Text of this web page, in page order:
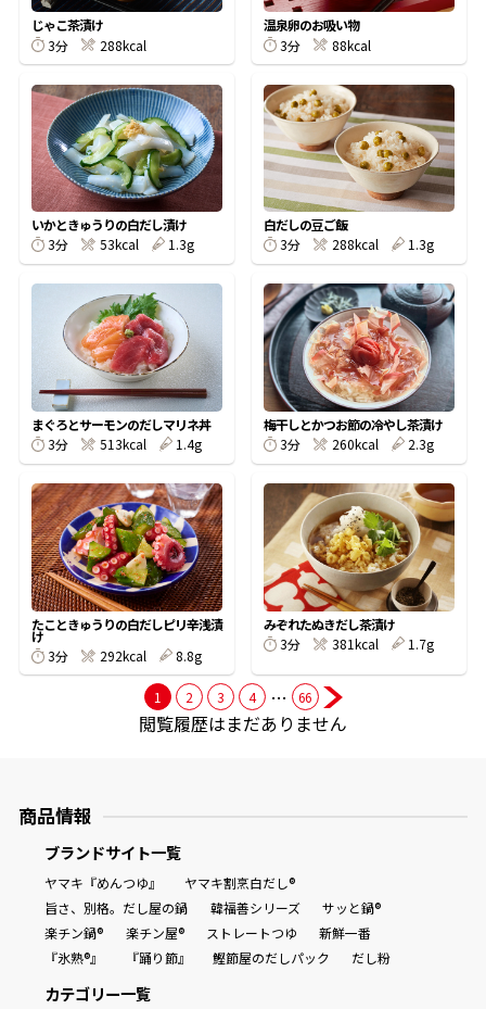
『踊り節』
鰹節屋の
だしパック
商品情報一覧
おすすめサイト
新鮮一番
氷熟®︎
じゃこ茶漬け
3分
288kcal
温泉卵のお吸い物
3分
88kcal
いかときゅうりの白だし漬け
3分
53kcal 1.3g
白だしの豆ご飯
3分
288kcal 1.3g
まぐろとサーモンのだしマリネ丼
3分
513kcal 1.4g
梅干しとかつお節の冷やし茶漬け
3分
260kcal 2.3g
たこときゅうりの白だしピリ辛浅漬
け
3分
292kcal 8.8g
みぞれたぬきだし茶漬け
3分
381kcal 1.7g
1 2 3 4 … 66
閲覧履歴はまだありません
商品情報
ブランドサイト一覧
ヤマキ『めんつゆ』
ヤマキ割烹白だし®
旨さ、別格。だし屋の鍋
韓福善シリーズ
サッと鍋®
楽チン鍋®
楽チン屋® ストレートつゆ
新鮮一番
『氷熟®』
『踊り節』 鰹節屋のだしパック だし粉
カテゴリー一覧